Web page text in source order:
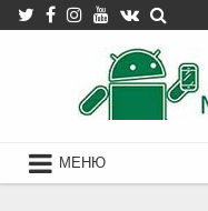
Skip
to
МЕНЮ